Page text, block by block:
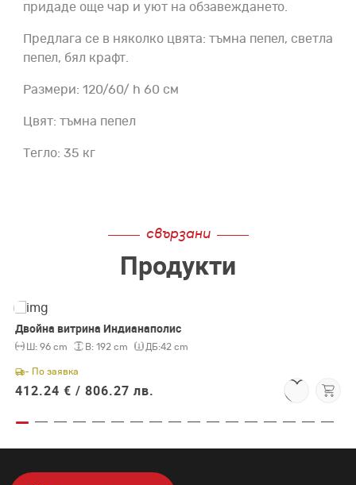
придаде още чар и уют на обзавеждането.
Предлага се в няколко цвята: тъмна пепел, светла
пепел, бял крафт.
Размери: 120/60/ h 60 см
Цвят: тъмна пепел
Тегло: 35 кг
свързани
Продукти
Двойна витрина Индианаполис
Ш: 96 cm В: 192 cm ДБ:42 cm
- По заявка
412.24 € / 806.27 лв.